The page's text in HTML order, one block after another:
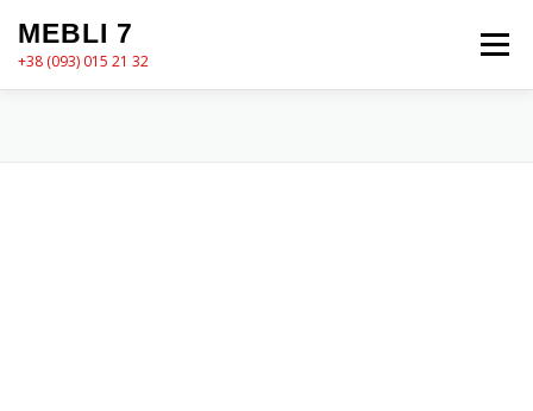
вмісту
MEBLI 7
+38 (093) 015 21 32
Меню